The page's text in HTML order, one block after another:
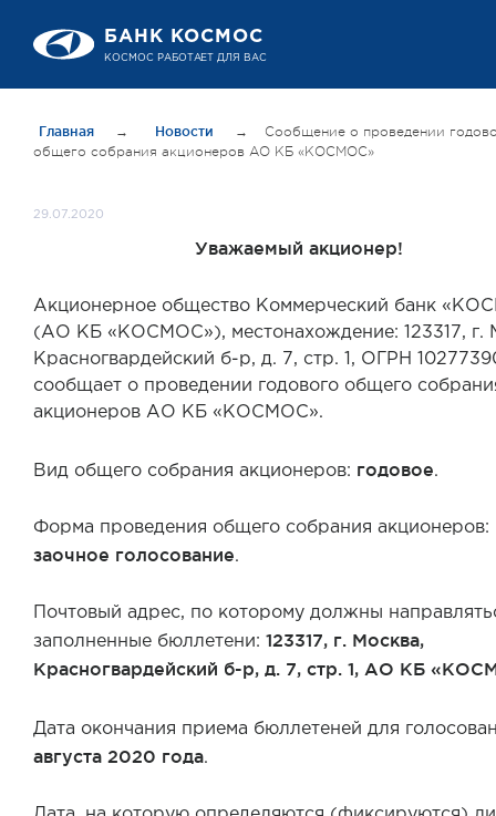
БАНК КОСМОС
Главная → Новости →
Сообщение о проведении
общего собрания акционеров АО КБ «КОСМОС»
29.07.2020
Уважаемый акционер!
Акционерное общество Коммерческий банк
(АО КБ «КОСМОС»), местонахождение: 123317, г.
Красногвардейский б-р, д. 7, стр. 1, ОГРН
сообщает о проведении годового общего
акционеров АО КБ «КОСМОС».
Вид общего собрания акционеров: годовое.
Форма проведения общего собрания акционеров:
заочное голосование.
Почтовый адрес, по которому должны
заполненные бюллетени: 123317, г. Москва,
Красногвардейский б-р, д. 7, стр. 1, АО КБ
Дата окончания приема бюллетеней для
августа 2020 года.